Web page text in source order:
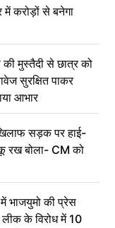
में करोड़ों से बनेगा
मुस्तैदी से छात्र को
सुरक्षित पाकर
आभार
सड़क पर हाई-
रख बोला- CM को
भाजयुमो की प्रेस
के विरोध में 10